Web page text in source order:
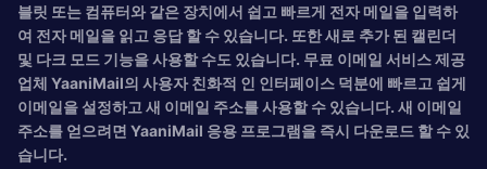
블릿 또는 컴퓨터와 같은 장치에서 쉽고 빠르게 전자 메일을 입력하
여 전자 메일을 읽고 응답 할 수 있습니다. 또한 새로 추가 된 캘린더
및 다크 모드 기능을 사용할 수도 있습니다. 무료 이메일 서비스 제공
업체 YaaniMail의 사용자 친화적 인 인터페이스 덕분에 빠르고 쉽게
이메일을 설정하고 새 이메일 주소를 사용할 수 있습니다. 새 이메일
주소를 얻으려면 YaaniMail 응용 프로그램을 즉시 다운로드 할 수 있
습니다.